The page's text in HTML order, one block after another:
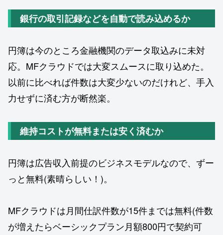
銀行の取引記録などを自動で読み込めるか
円簿は今のところ金融機関のデータ取込みに未対
応。MFクラウドでは大変スムースに取り込めた。
以前に比べれば件数は大変少ないのだけれど、手入
力せずに済む方が断然楽。
維持コストが無料または安く済むか
円簿は広告収入前提のビジネスモデルなので、ずー
っと無料(素晴らしい！)。
MFクラウドは月間仕訳件数が15件までは無料(件数
が増えたらベーシックプラン月額800円で契約可